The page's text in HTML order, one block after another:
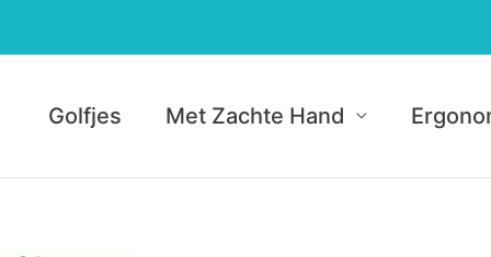
Golfjes Met Zachte Hand